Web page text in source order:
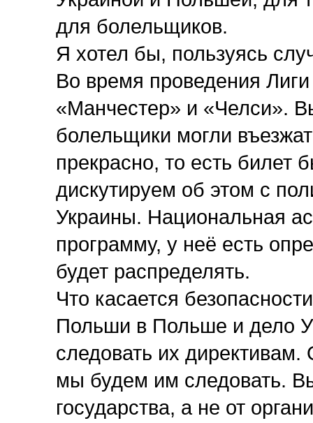
для болельщиков.
Я хотел бы, пользуясь
Во время проведения
«Манчестер» и «Челси».
болельщики могли
прекрасно, то есть билет
дискутируем об этом с
Украины. Национальная
программу, у неё есть
будет распределять.
Что касается
Польши в Польше и дело
следовать их
мы будем им следовать.
государства, а не от